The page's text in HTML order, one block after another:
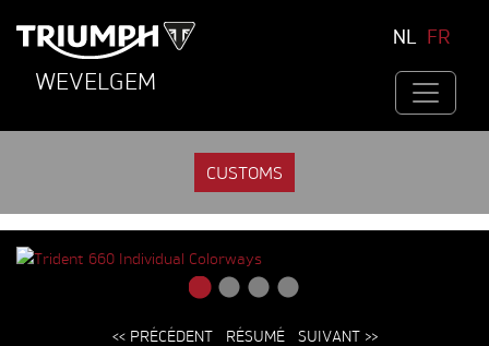
NL FR
WEVELGEM
CUSTOMS
<< PRÉCÉDENT RÉSUMÉ SUIVANT >>